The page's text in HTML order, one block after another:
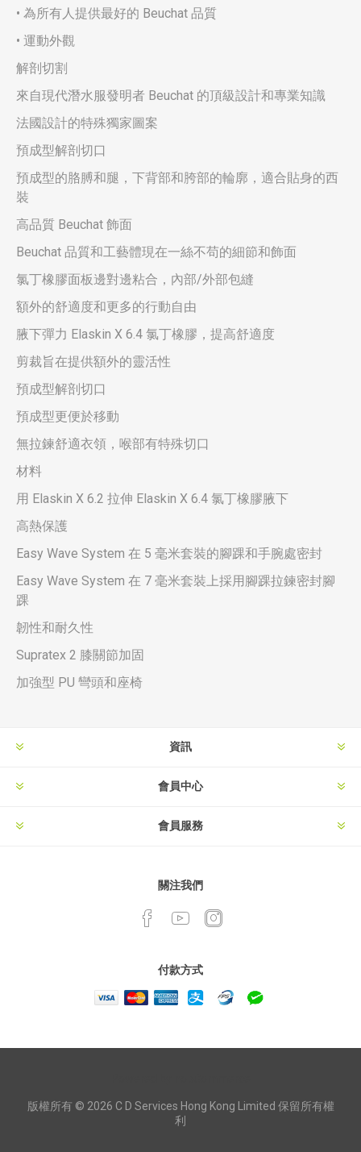
• 為所有人提供最好的 Beuchat 品質
• 運動外觀
解剖切割
來自現代潛水服發明者 Beuchat 的頂級設計和專業知識
法國設計的特殊獨家圖案
預成型解剖切口
預成型的胳膊和腿，下背部和胯部的輪廓，適合貼身的西
裝
高品質 Beuchat 飾面
Beuchat 品質和工藝體現在一絲不苟的細節和飾面
氯丁橡膠面板邊對邊粘合，內部/外部包縫
額外的舒適度和更多的行動自由
腋下彈力 Elaskin X 6.4 氯丁橡膠，提高舒適度
剪裁旨在提供額外的靈活性
預成型解剖切口
預成型更便於移動
無拉鍊舒適衣領，喉部有特殊切口
材料
用 Elaskin X 6.2 拉伸 Elaskin X 6.4 氯丁橡膠腋下
高熱保護
Easy Wave System 在 5 毫米套裝的腳踝和手腕處密封
Easy Wave System 在 7 毫米套裝上採用腳踝拉鍊密封腳
踝
韌性和耐久性
Supratex 2 膝關節加固
加強型 PU 彎頭和座椅
資訊
會員中心
會員服務
關注我們
付款方式
版權所有 © 2026 C D Services Hong Kong Limited 保留所有權
利